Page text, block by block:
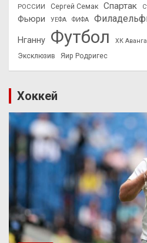
РОССИИ
Сергей Семак Спартак
Фьюри
УЕФА ФИФА
Нганну Футбол ХК
Эксклюзив Яир Родригес
Хоккей